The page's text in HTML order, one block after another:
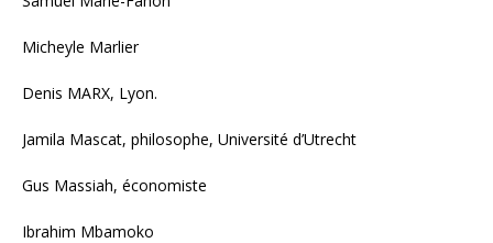
Micheyle Marlier
Denis MARX, Lyon.
Jamila Mascat, philosophe, Université d’Utrecht
Gus Massiah, économiste
Ibrahim Mbamoko